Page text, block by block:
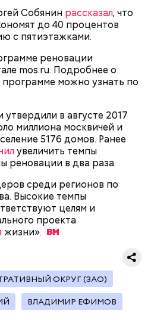
Собянин рассказал, что
до 40 процентов
с пятиэтажками.
реновации
mos.ru. Подробнее о
можно узнать по
в августе 2017
миллиона москвичей и
5176 домов. Ранее
увеличить темпы
реновации в два раза.
среди регионов по
Высокие темпы
целям и
проекта
жизни».
ОКРУГ (ЗАО)
ВЛАДИМИР ЕФИМОВ
на всех этапах –
150 выездных
которых проводилась
и материалов. В
инспекторы
о соответствии
Собяниноткрылдва